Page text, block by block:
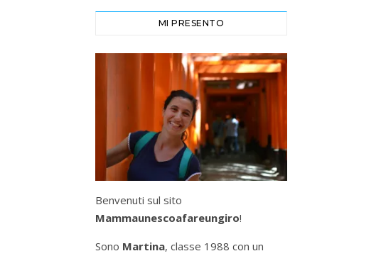
MI PRESENTO
Benvenuti sul sito
Mammaunescoafareungiro!
Sono Martina, classe 1988 con un